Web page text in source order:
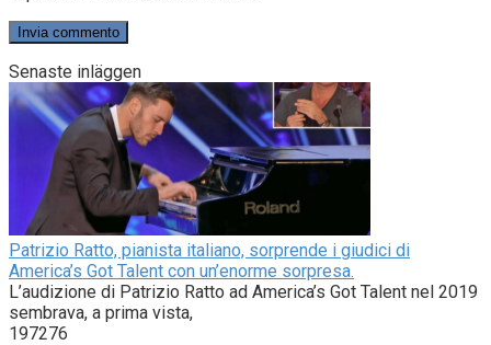
Senaste inläggen
Patrizio Ratto, pianista italiano, sorprende i giudici di
America’s Got Talent con un’enorme sorpresa.
L’audizione di Patrizio Ratto ad America’s Got Talent nel 2019
sembrava, a prima vista,
197276